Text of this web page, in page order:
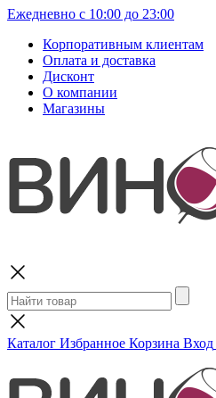
Ежедневно с 10:00 до 23:00
Корпоративным клиентам
Оплата и доставка
Дисконт
О компании
Магазины
Каталог Избранное Корзина Вход